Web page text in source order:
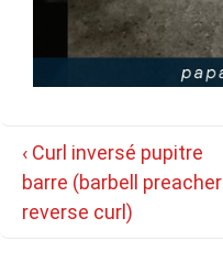
Navigation
de
l’article
Previous
Post
is
‹ Curl inversé pupitre
barre (barbell preacher
reverse curl)